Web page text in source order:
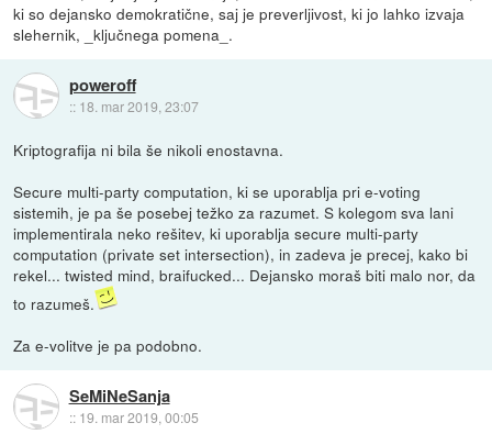
ki so dejansko demokratične, saj je preverljivost, ki jo lahko izvaja
slehernik, _ključnega pomena_.
poweroff
:: 18. mar 2019, 23:07
Kriptografija ni bila še nikoli enostavna.
Secure multi-party computation, ki se uporablja pri e-voting
sistemih, je pa še posebej težko za razumet. S kolegom sva lani
implementirala neko rešitev, ki uporablja secure multi-party
computation (private set intersection), in zadeva je precej, kako bi
rekel... twisted mind, braifucked... Dejansko moraš biti malo nor, da
to razumeš.
Za e-volitve je pa podobno.
SeMiNeSanja
:: 19. mar 2019, 00:05